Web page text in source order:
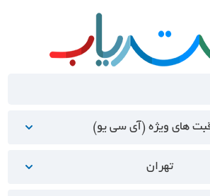
های ویژه (آی سی یو)
تهران